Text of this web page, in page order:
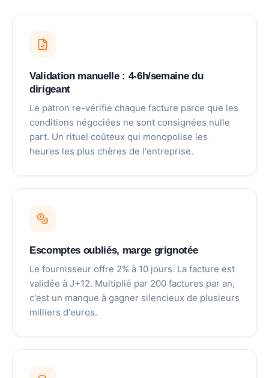
Validation manuelle : 4-6h/semaine du
dirigeant
Le patron re-vérifie chaque facture parce que les
conditions négociées ne sont consignées nulle
part. Un rituel coûteux qui monopolise les
heures les plus chères de l'entreprise.
Escomptes oubliés, marge grignotée
Le fournisseur offre 2% à 10 jours. La facture est
validée à J+12. Multiplié par 200 factures par an,
c'est un manque à gagner silencieux de plusieurs
milliers d'euros.